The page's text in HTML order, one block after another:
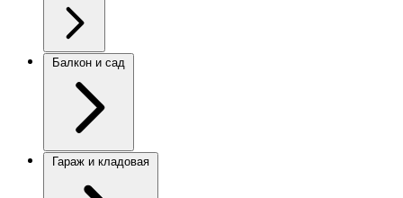
Балкон и сад
Гараж и кладовая